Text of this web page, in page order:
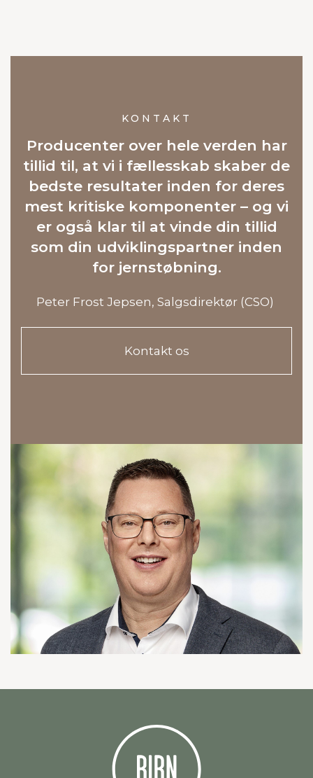
KONTAKT
Producenter over hele verden har
tillid til, at vi i fællesskab skaber de
bedste resultater inden for deres
mest kritiske komponenter – og vi
er også klar til at vinde din tillid
som din udviklingspartner inden
for jernstøbning.
Peter Frost Jepsen, Salgsdirektør (CSO)
Kontakt os